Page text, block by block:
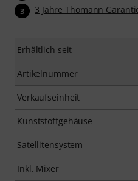
3 3 Jahre Thomann
Erhältlich seit
Artikelnummer
Verkaufseinheit
Kunststoffgehäuse
Satellitensystem
Inkl. Mixer